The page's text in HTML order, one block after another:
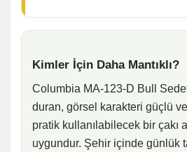
Kimler İçin Daha Mantıklı?
Columbia MA-123-D Bull
duran, görsel karakteri güçlü
pratik kullanılabilecek bir çakı
uygundur. Şehir içinde günlük